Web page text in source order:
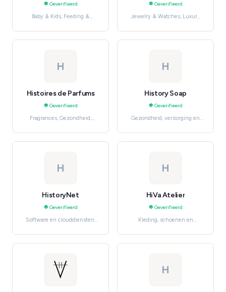
Geverifieerd
Baby & Kids, Feeding &
Geverifieerd
Jewelry & Watches, Luxury
H
Histoires de Parfums
Geverifieerd
Fragrances, Gezondheid,
H
History Soap
Geverifieerd
Gezondheid, verzorging en
H
HistoryNet
Geverifieerd
Software en clouddiensten,
H
HiVa Atelier
Geverifieerd
Kleding, schoenen en
Fashion
H